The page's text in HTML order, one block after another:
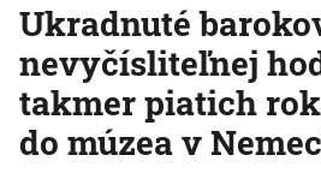
Ukradnuté
nevyčísliteľnej
takmer piatich
do múzea v